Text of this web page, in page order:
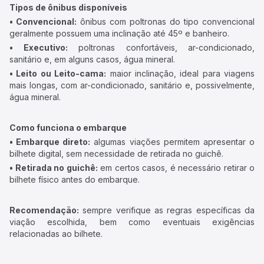
Tipos de ônibus disponíveis
• Convencional: ônibus com poltronas do tipo convencional
geralmente possuem uma inclinação até 45º e banheiro.
• Executivo: poltronas confortáveis, ar-condicionado,
sanitário e, em alguns casos, água mineral.
• Leito ou Leito-cama: maior inclinação, ideal para viagens
mais longas, com ar-condicionado, sanitário e, possivelmente,
água mineral.
Como funciona o embarque
• Embarque direto: algumas viações permitem apresentar o
bilhete digital, sem necessidade de retirada no guichê.
• Retirada no guichê: em certos casos, é necessário retirar o
bilhete físico antes do embarque.
Recomendação: sempre verifique as regras específicas da
viação escolhida, bem como eventuais exigências
relacionadas ao bilhete.